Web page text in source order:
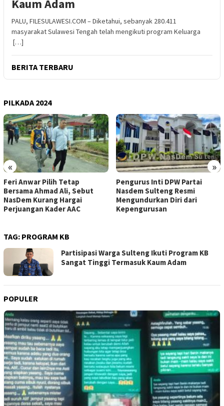
Kaum Adam
PALU, FILESULAWESI.COM – Diketahui, sebanyak 280.411
masyarakat Sulawesi Tengah telah mengikuti program Keluarga
[…]
BERITA TERBARU
PILKADA 2024
« »
Feri Anwar Pilih Tetap
Bersama Ahmad Ali, Sebut
NasDem Kurang Hargai
Perjuangan Kader AAC
Pengurus Inti DPW Partai
Nasdem Sulteng Resmi
Mengundurkan Diri dari
Kepengurusan
TAG: PROGRAM KB
Partisipasi Warga Sulteng Ikuti Program KB
Sangat Tinggi Termasuk Kaum Adam
POPULER